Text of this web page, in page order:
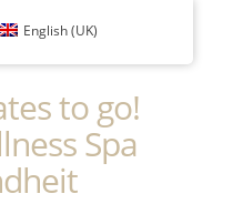
to go!
Spa
English (UK)